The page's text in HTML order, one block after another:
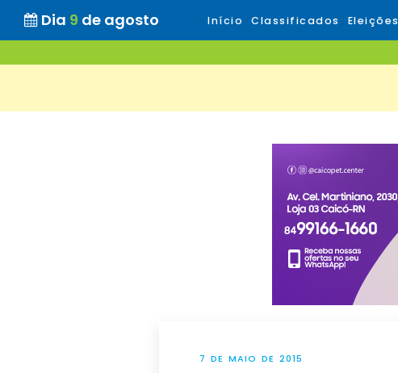
Dia 9 de agosto Início Classificados Eleições
7 DE MAIO DE 2015